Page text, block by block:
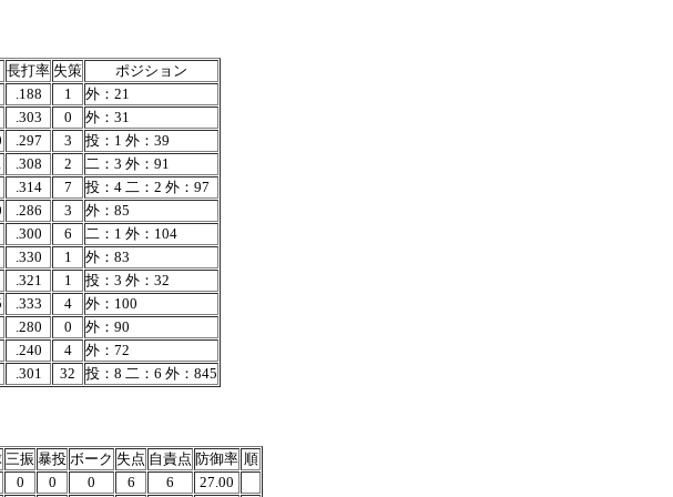
長打率 失策
ポジション
.188 1
外：21
.303 0
外：31
.297 3
投：1 外：39
.308 2
二：3 外：91
.314 7
投：4 二：2 外：97
.286 3
外：85
.300 6
二：1 外：104
.330 1
外：83
.321 1
投：3 外：32
.333 4
外：100
.280 0
外：90
.240 4
外：72
.301 32 投：8 二：6 外：845
三振 暴投 ボーク 失点 自責点 防御率 順
0 0 0 6 6 27.00